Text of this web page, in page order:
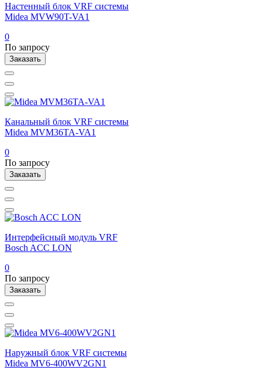
Настенный блок VRF системы
Midea MVW90T-VA1
0
По запросу
Заказать
Канальный блок VRF системы
Midea MVM36TA-VA1
0
По запросу
Заказать
Интерфейсный модуль VRF
Bosch ACC LON
0
По запросу
Заказать
Наружный блок VRF системы
Midea MV6-400WV2GN1